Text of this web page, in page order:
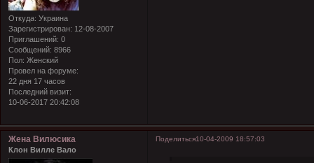
Откуда: Украина
Зарегистрирован: 12-08-2007
Приглашений: 0
Сообщений: 8966
Пол: Женский
Провел на форуме:
22 дня 17 часов
Последний визит:
10-06-2017 20:42:08
Поделиться10-04-2009 18:57:03
Жена Вилюсика
Клон Вилле Вало